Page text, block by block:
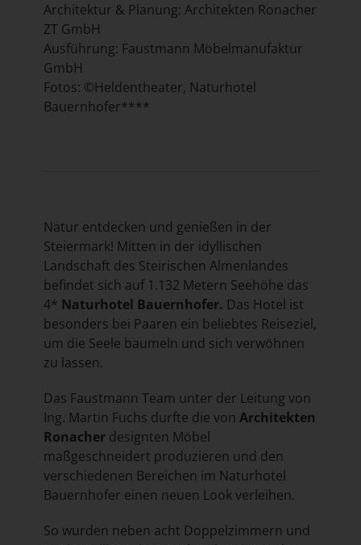
Architektur & Planung: Architekten Ronacher
ZT GmbH
Ausführung: Faustmann Möbelmanufaktur
GmbH
Fotos: ©Heldentheater, Naturhotel
Bauernhofer****
Natur entdecken und genießen in der
Steiermark! Mitten in der idyllischen
Landschaft des Steirischen Almenlandes
befindet sich auf 1.132 Metern Seehöhe das
4* Naturhotel Bauernhofer. Das Hotel ist
besonders bei Paaren ein beliebtes Reiseziel,
um die Seele baumeln und sich verwöhnen
zu lassen.
Das Faustmann Team unter der Leitung von
Ing. Martin Fuchs durfte die von Architekten
Ronacherdesignten Möbel
maßgeschneidert produzieren und den
verschiedenen Bereichen im Naturhotel
Bauernhofer einen neuen Look verleihen.
So wurden neben acht Doppelzimmern und